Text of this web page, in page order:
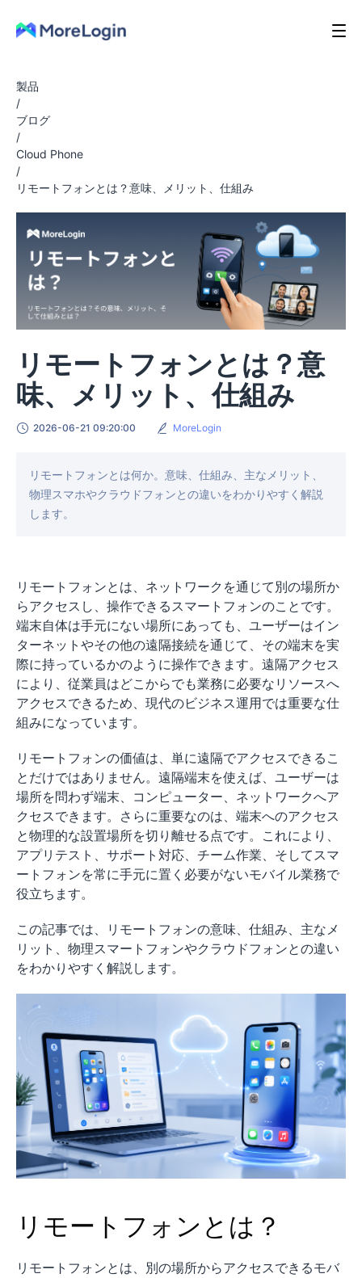
製品
/
ブログ
/
Cloud Phone
/
リモートフォンとは？意味、メリット、仕組み
リモートフォンとは？意
味、メリット、仕組み
2026-06-21 09:20:00 MoreLogin
リモートフォンとは何か。意味、仕組み、主なメリット、
物理スマホやクラウドフォンとの違いをわかりやすく解説
します。
リモートフォンとは、ネットワークを通じて別の場所か
らアクセスし、操作できるスマートフォンのことです。
端末自体は手元にない場所にあっても、ユーザーはイン
ターネットやその他の遠隔接続を通じて、その端末を実
際に持っているかのように操作できます。遠隔アクセス
により、従業員はどこからでも業務に必要なリソースへ
アクセスできるため、現代のビジネス運用では重要な仕
組みになっています。
リモートフォンの価値は、単に遠隔でアクセスできるこ
とだけではありません。遠隔端末を使えば、ユーザーは
場所を問わず端末、コンピューター、ネットワークへア
クセスできます。さらに重要なのは、端末へのアクセス
と物理的な設置場所を切り離せる点です。これにより、
アプリテスト、サポート対応、チーム作業、そしてスマ
ートフォンを常に手元に置く必要がないモバイル業務で
役立ちます。
この記事では、リモートフォンの意味、仕組み、主なメ
リット、物理スマートフォンやクラウドフォンとの違い
をわかりやすく解説します。
リモートフォンとは？
リモートフォンとは、別の場所からアクセスできるモバ